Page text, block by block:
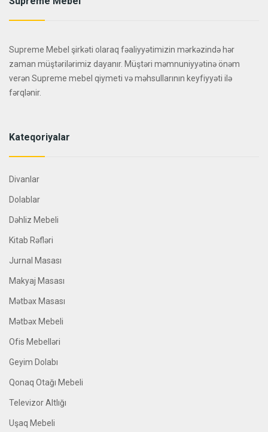
Supreme Mebel şirkəti olaraq fəaliyyətimizin mərkəzində hər
zaman müştərilərimiz dayanır. Müştəri məmnuniyyətinə önəm
verən Supreme mebel qiymeti və məhsullarının keyfiyyəti ilə
fərqlənir.
Kateqoriyalar
Divanlar
Dolablar
Dəhliz Mebeli
Kitab Rəfləri
Jurnal Masası
Makyaj Masası
Mətbəx Masası
Mətbəx Mebeli
Ofis Mebelləri
Geyim Dolabı
Qonaq Otağı Mebeli
Televizor Altlığı
Uşaq Mebeli